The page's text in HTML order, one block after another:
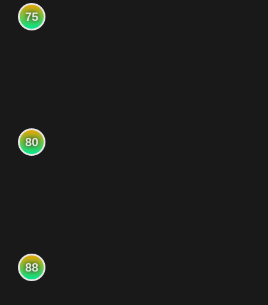
75
80
88